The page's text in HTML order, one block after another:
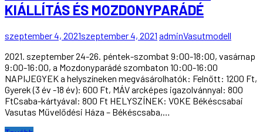
KIÁLLÍTÁS ÉS MOZDONYPARÁDÉ
szeptember 4, 2021szeptember 4, 2021 adminVasutmodell
2021. szeptember 24-26. péntek-szombat 9:00-18:00, vasárnap
9:00-16:00, a Mozdonyparádé szombaton 10:00-16:00
NAPIJEGYEK a helyszíneken megvásárolhatók: Felnőtt: 1200 Ft,
Gyerek (3 év -18 év): 600 Ft, MÁV arcképes igazolvánnyal: 800
FtCsaba-kártyával: 800 Ft HELYSZÍNEK: VOKE Békéscsabai
Vasutas Művelődési Háza – Békéscsaba,…